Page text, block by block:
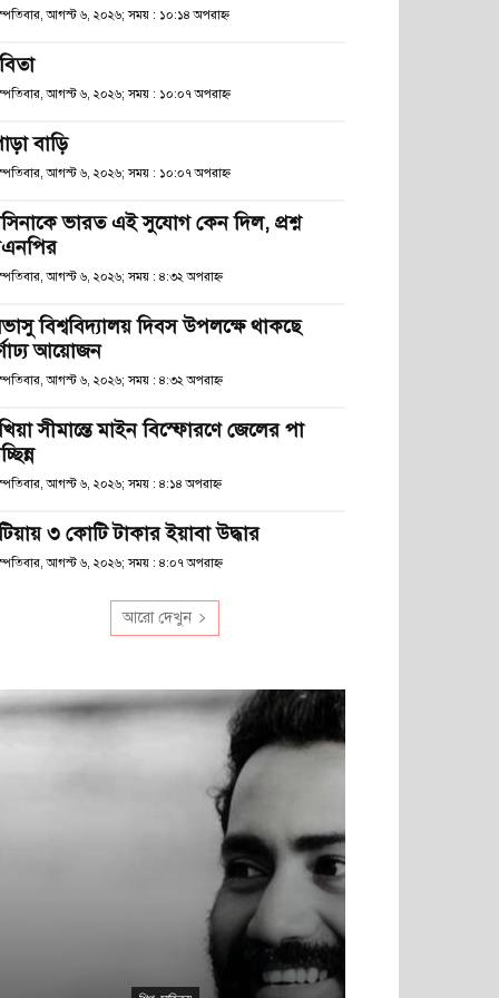
আগস্ট ৬, ২০২৬; সময় : ১০:১৪ অপরাহ্ণ
আগস্ট ৬, ২০২৬; সময় : ১০:০৭ অপরাহ্ণ
বাড়ি
আগস্ট ৬, ২০২৬; সময় : ১০:০৭ অপরাহ্ণ
ভারত এই সুযোগ কেন দিল, প্রশ্ন
আগস্ট ৬, ২০২৬; সময় : ৪:৩২ অপরাহ্ণ
বিশ্ববিদ্যালয় দিবস উপলক্ষে থাকছে
আয়োজন
আগস্ট ৬, ২০২৬; সময় : ৪:৩২ অপরাহ্ণ
সীমান্তে মাইন বিস্ফোরণে জেলের পা
আগস্ট ৬, ২০২৬; সময় : ৪:১৪ অপরাহ্ণ
৩ কোটি টাকার ইয়াবা উদ্ধার
আগস্ট ৬, ২০২৬; সময় : ৪:০৭ অপরাহ্ণ
আরো দেখুন